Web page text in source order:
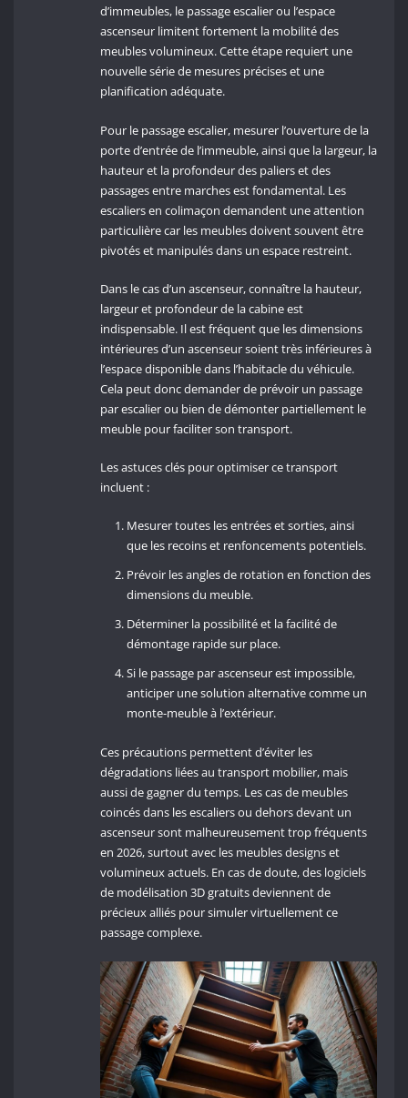
d’immeubles, le passage escalier ou l’espace
ascenseur limitent fortement la mobilité des
meubles volumineux. Cette étape requiert une
nouvelle série de mesures précises et une
planification adéquate.
Pour le passage escalier, mesurer l’ouverture de la
porte d’entrée de l’immeuble, ainsi que la largeur, la
hauteur et la profondeur des paliers et des
passages entre marches est fondamental. Les
escaliers en colimaçon demandent une attention
particulière car les meubles doivent souvent être
pivotés et manipulés dans un espace restreint.
Dans le cas d’un ascenseur, connaître la hauteur,
largeur et profondeur de la cabine est
indispensable. Il est fréquent que les dimensions
intérieures d’un ascenseur soient très inférieures à
l’espace disponible dans l’habitacle du véhicule.
Cela peut donc demander de prévoir un passage
par escalier ou bien de démonter partiellement le
meuble pour faciliter son transport.
Les astuces clés pour optimiser ce transport
incluent :
Mesurer toutes les entrées et sorties, ainsi
que les recoins et renfoncements potentiels.
Prévoir les angles de rotation en fonction des
dimensions du meuble.
Déterminer la possibilité et la facilité de
démontage rapide sur place.
Si le passage par ascenseur est impossible,
anticiper une solution alternative comme un
monte-meuble à l’extérieur.
Ces précautions permettent d’éviter les
dégradations liées au transport mobilier, mais
aussi de gagner du temps. Les cas de meubles
coincés dans les escaliers ou dehors devant un
ascenseur sont malheureusement trop fréquents
en 2026, surtout avec les meubles designs et
volumineux actuels. En cas de doute, des logiciels
de modélisation 3D gratuits deviennent de
précieux alliés pour simuler virtuellement ce
passage complexe.